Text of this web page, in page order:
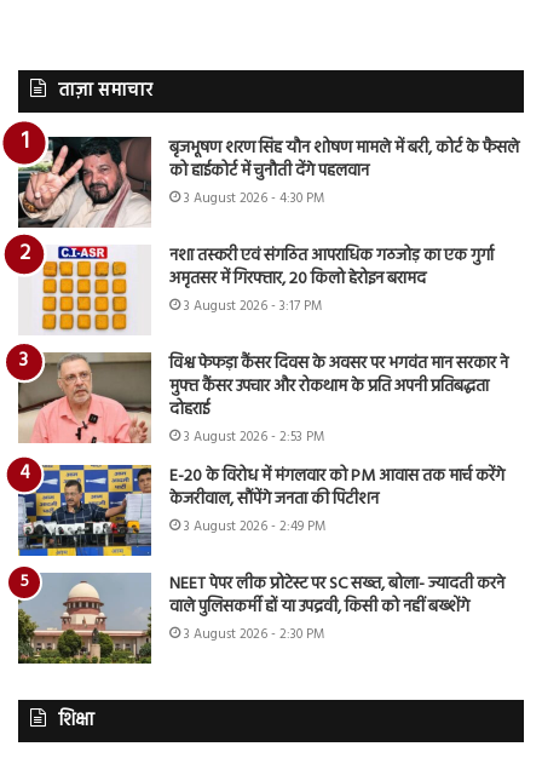
ताज़ा समाचार
बृजभूषण शरण सिंह यौन शोषण मामले में बरी, कोर्ट के फैसले
को हाईकोर्ट में चुनौती देंगे पहलवान
3 August 2026 - 4:30 PM
नशा तस्करी एवं संगठित आपराधिक गठजोड़ का एक गुर्गा
अमृतसर में गिरफ्तार, 20 किलो हेरोइन बरामद
3 August 2026 - 3:17 PM
विश्व फेफड़ा कैंसर दिवस के अवसर पर भगवंत मान सरकार ने
मुफ्त कैंसर उपचार और रोकथाम के प्रति अपनी प्रतिबद्धता
दोहराई
3 August 2026 - 2:53 PM
E-20 के विरोध में मंगलवार को PM आवास तक मार्च करेंगे
केजरीवाल, सौंपेंगे जनता की पिटीशन
3 August 2026 - 2:49 PM
NEET पेपर लीक प्रोटेस्ट पर SC सख्त, बोला- ज्यादती करने
वाले पुलिसकर्मी हों या उपद्रवी, किसी को नहीं बख्शेंगे
3 August 2026 - 2:30 PM
शिक्षा